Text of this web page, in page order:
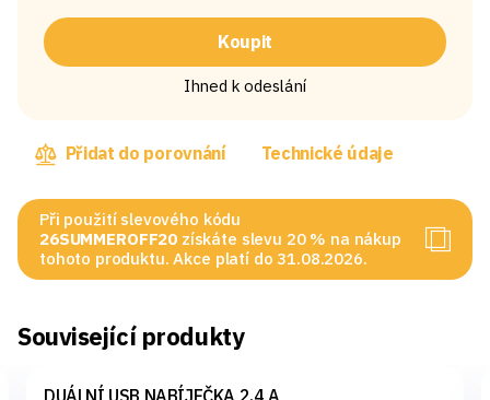
Koupit
Ihned k odeslání
Přidat do porovnání Technické údaje
Při použití slevového kódu
26SUMMEROFF20 získáte slevu 20 % na nákup
tohoto produktu. Akce platí do 31.08.2026.
Související produkty
DUÁLNÍ USB NABÍJEČKA 2,4 A